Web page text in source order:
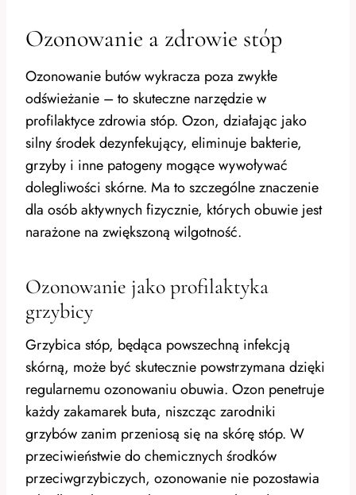
Ozonowanie a zdrowie stóp
Ozonowanie butów wykracza poza zwykłe
odświeżanie – to skuteczne narzędzie w
profilaktyce zdrowia stóp. Ozon, działając jako
silny środek dezynfekujący, eliminuje bakterie,
grzyby i inne patogeny mogące wywoływać
dolegliwości skórne. Ma to szczególne znaczenie
dla osób aktywnych fizycznie, których obuwie jest
narażone na zwiększoną wilgotność.
Ozonowanie jako profilaktyka
grzybicy
Grzybica stóp, będąca powszechną infekcją
skórną, może być skutecznie powstrzymana dzięki
regularnemu ozonowaniu obuwia. Ozon penetruje
każdy zakamarek buta, niszcząc zarodniki
grzybów zanim przeniosą się na skórę stóp. W
przeciwieństwie do chemicznych środków
przeciwgrzybiczych, ozonowanie nie pozostawia